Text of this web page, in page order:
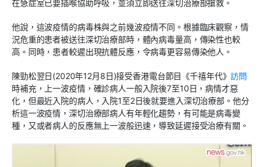
在急症室已要插喉協助呼吸，並須立即送往深切治療部搶救。
他說，這波疫情的病毒株與之前幾波疫情不同。根據臨床觀察，情
況危重的患者被送往深切治療部時，體內病毒量高，傳染性也較
高。同時，患者較遲出現抗體反應，令病毒更容易傳染他人。
陳勁松翌日(2020年12月8日)接受香港電台節目《千禧年代》訪問
時補充，上一波疫情，確診病人一般入院後7至10日，病情才惡
化，但最近入院的病人，入院1至2日後就要進入深切治療部。他分
析這一波疫情，深切治療部病人有年輕化趨勢，有可能是病毒變
種，又或者病人的反應無上一波般迅速，導致延遲接受治療有關。